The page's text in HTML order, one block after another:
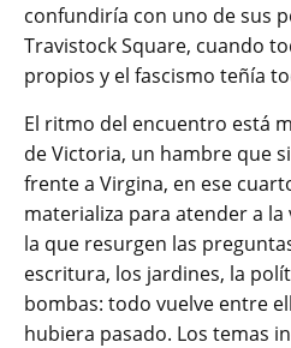
confundiría con uno de sus
Travistock Square, cuando
propios y el fascismo teñía
El ritmo del encuentro está
de Victoria, un hambre que
frente a Virgina, en ese
materializa para atender a
la que resurgen las
escritura, los jardines, la
bombas: todo vuelve entre
hubiera pasado. Los temas